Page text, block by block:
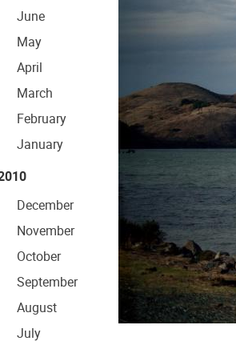
June
May
April
March
February
January
December
November
October
September
August
July